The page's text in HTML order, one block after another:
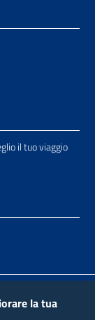
il tuo viaggio
la tua